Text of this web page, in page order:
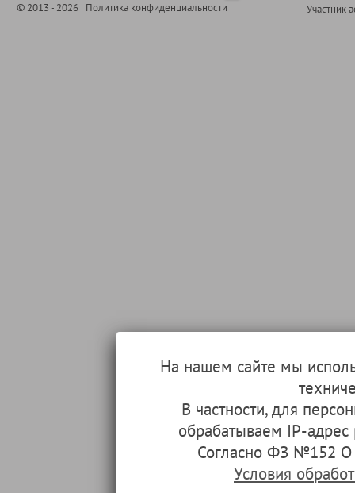
© 2013 - 2026 | Политика конфиденциальности Участник
На нашем сайте мы
В частности, для
обрабатываем IP-
Согласно ФЗ №152 О
Условия